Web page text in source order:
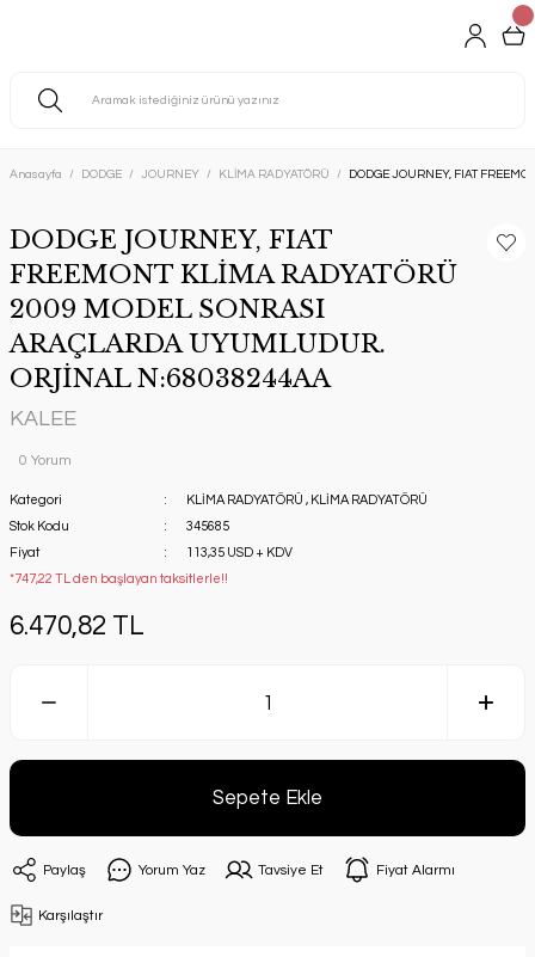
Anasayfa DODGE JOURNEY KLİMA RADYATÖRÜ DODGE JOURNEY, FIAT
DODGE JOURNEY, FIAT
FREEMONT KLİMA RADYATÖRÜ
2009 MODEL SONRASI
ARAÇLARDA UYUMLUDUR.
ORJİNAL N:68038244AA
KALEE
0 Yorum
Kategori KLİMA RADYATÖRÜ , KLİMA RADYATÖRÜ
Stok Kodu
345685
Fiyat
113,35 USD + KDV
*747,22 TL den başlayan taksitlerle!!
6.470,82 TL
Sepete Ekle
Paylaş Yorum Yaz Tavsiye Et Fiyat Alarmı
Karşılaştır